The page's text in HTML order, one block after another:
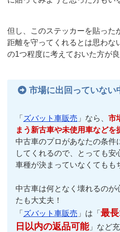
但し、このステッカーを貼った
距離を守ってくれるとは思わな
の1つ程度に考えておいた方が良
市場に出回っていない
「 ズバット車販売 」なら、 市
まう新古車や未使用車などを
中古車のプロがあなたの条件
してくれるので、とっても安
車種が決まっていなくてもも
中古車は何となく壊れるのが
たも大丈夫！
「 ズバット車販売 」は「 最
日以内の返品可能」など